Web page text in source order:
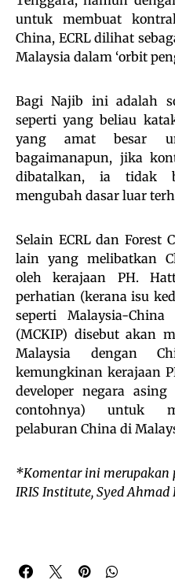
untuk membuat
China, ECRL dilihat
Malaysia dalam ‘orbit
Bagi Najib ini adalah
seperti yang beliau
yang amat besar
bagaimanapun, jika
dibatalkan, ia tidak
mengubah dasar luar
Selain ECRL dan Forest
lain yang melibatkan
oleh kerajaan PH.
perhatian (kerana isu
seperti Malaysia-
(MCKIP) disebut akan
Malaysia dengan
kemungkinan kerajaan
developer negara
contohnya) untuk
pelaburan China di
*Komentar ini merupakan
IRIS Institute, Syed Ahmad